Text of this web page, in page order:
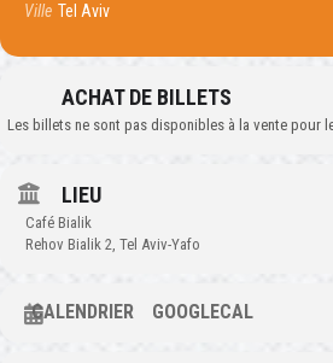
Ville Tel Aviv
ACHAT DE BILLETS
Les billets ne sont pas disponibles à la vente pour
LIEU
Café Bialik
Rehov Bialik 2, Tel Aviv-Yafo
CALENDRIER GOOGLECAL